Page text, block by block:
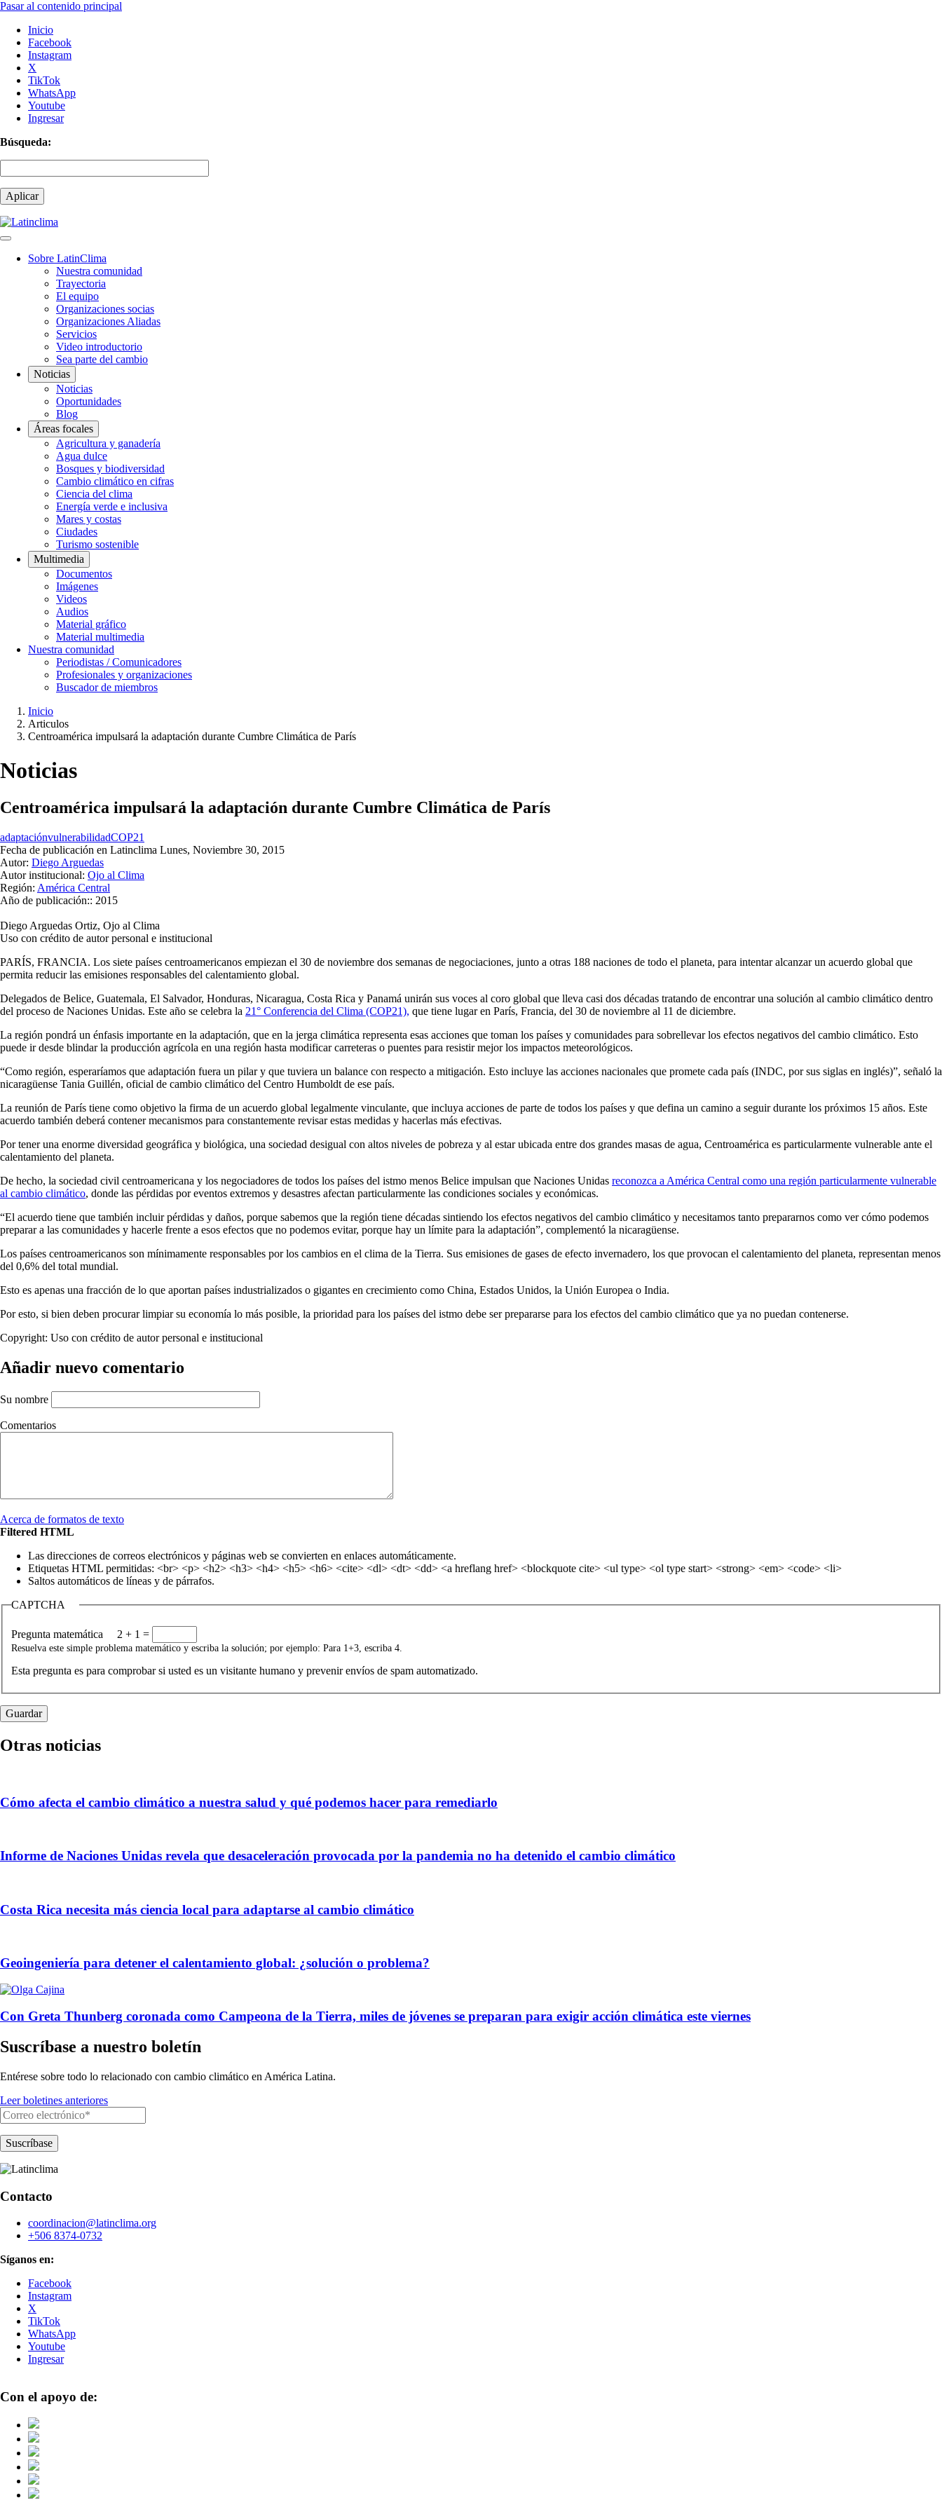
Pasar al contenido principal
Inicio
Facebook
Instagram
X
TikTok
WhatsApp
Youtube
Ingresar
Búsqueda:
Navegación
Sobre LatinClima
Nuestra comunidad
Trayectoria
El equipo
Organizaciones socias
Organizaciones Aliadas
Servicios
Video introductorio
Sea parte del cambio
Noticias
Noticias
Oportunidades
Blog
Áreas focales
Agricultura y ganadería
Agua dulce
Bosques y biodiversidad
Cambio climático en cifras
Ciencia del clima
Energía verde e inclusiva
Mares y costas
Ciudades
Turismo sostenible
Multimedia
Documentos
Imágenes
Videos
Audios
Material gráfico
Material multimedia
Nuestra comunidad
Periodistas / Comunicadores
Profesionales y organizaciones
Buscador de miembros
Ruta
navegación
Inicio
Articulos
Centroamérica impulsará la adaptación durante Cumbre Climática de París
Noticias
Centroamérica impulsará la adaptación durante Cumbre Climática de París
adaptaciónvulnerabilidadCOP21
Fecha de publicación en Latinclima Lunes, Noviembre 30, 2015
Autor: Diego Arguedas
Autor institucional: Ojo al Clima
Región: América Central
Año de publicación:: 2015
Diego Arguedas Ortiz, Ojo al Clima
Uso con crédito de autor personal e institucional
PARÍS, FRANCIA. Los siete países centroamericanos empiezan el 30 de noviembre dos semanas de negociaciones, junto a otras 188 naciones de todo el planeta, para intentar alcanzar un acuerdo global que
permita reducir las emisiones responsables del calentamiento global.
Delegados de Belice, Guatemala, El Salvador, Honduras, Nicaragua, Costa Rica y Panamá unirán sus voces al coro global que lleva casi dos décadas tratando de encontrar una solución al cambio climático dentro
del proceso de Naciones Unidas. Este año se celebra la 21° Conferencia del Clima (COP21), que tiene lugar en París, Francia, del 30 de noviembre al 11 de diciembre.
La región pondrá un énfasis importante en la adaptación, que en la jerga climática representa esas acciones que toman los países y comunidades para sobrellevar los efectos negativos del cambio climático. Esto
puede ir desde blindar la producción agrícola en una región hasta modificar carreteras o puentes para resistir mejor los impactos meteorológicos.
“Como región, esperaríamos que adaptación fuera un pilar y que tuviera un balance con respecto a mitigación. Esto incluye las acciones nacionales que promete cada país (INDC, por sus siglas en inglés)”, señaló la
nicaragüense Tania Guillén, oficial de cambio climático del Centro Humboldt de ese país.
La reunión de París tiene como objetivo la firma de un acuerdo global legalmente vinculante, que incluya acciones de parte de todos los países y que defina un camino a seguir durante los próximos 15 años. Este
acuerdo también deberá contener mecanismos para constantemente revisar estas medidas y hacerlas más efectivas.
Por tener una enorme diversidad geográfica y biológica, una sociedad desigual con altos niveles de pobreza y al estar ubicada entre dos grandes masas de agua, Centroamérica es particularmente vulnerable ante el
calentamiento del planeta.
De hecho, la sociedad civil centroamericana y los negociadores de todos los países del istmo menos Belice impulsan que Naciones Unidas reconozca a América Central como una región particularmente vulnerable
al cambio climático, donde las pérdidas por eventos extremos y desastres afectan particularmente las condiciones sociales y económicas.
“El acuerdo tiene que también incluir pérdidas y daños, porque sabemos que la región tiene décadas sintiendo los efectos negativos del cambio climático y necesitamos tanto prepararnos como ver cómo podemos
preparar a las comunidades y hacerle frente a esos efectos que no podemos evitar, porque hay un límite para la adaptación”, complementó la nicaragüense.
Los países centroamericanos son mínimamente responsables por los cambios en el clima de la Tierra. Sus emisiones de gases de efecto invernadero, los que provocan el calentamiento del planeta, representan menos
del 0,6% del total mundial.
Esto es apenas una fracción de lo que aportan países industrializados o gigantes en crecimiento como China, Estados Unidos, la Unión Europea o India.
Por esto, si bien deben procurar limpiar su economía lo más posible, la prioridad para los países del istmo debe ser prepararse para los efectos del cambio climático que ya no puedan contenerse.
Copyright: Uso con crédito de autor personal e institucional
Añadir nuevo comentario
Su nombre
Comentarios
Acerca de formatos de texto
Filtered HTML
Las direcciones de correos electrónicos y páginas web se convierten en enlaces automáticamente.
Etiquetas HTML permitidas: <br> <p> <h2> <h3> <h4> <h5> <h6> <cite> <dl> <dt> <dd> <a hreflang href> <blockquote cite> <ul type> <ol type start> <strong> <em> <code> <li>
Saltos automáticos de líneas y de párrafos.
CAPTCHA
Pregunta matemática 2 + 1 =
Resuelva este simple problema matemático y escriba la solución; por ejemplo: Para 1+3, escriba 4.
Esta pregunta es para comprobar si usted es un visitante humano y prevenir envíos de spam automatizado.
Otras noticias
Cómo afecta el cambio climático a nuestra salud y qué podemos hacer para remediarlo
Informe de Naciones Unidas revela que desaceleración provocada por la pandemia no ha detenido el cambio climático
Costa Rica necesita más ciencia local para adaptarse al cambio climático
Geoingeniería para detener el calentamiento global: ¿solución o problema?
Con Greta Thunberg coronada como Campeona de la Tierra, miles de jóvenes se preparan para exigir acción climática este viernes
Suscríbase a nuestro boletín
Entérese sobre todo lo relacionado con cambio climático en América Latina.
Leer boletines anteriores
Contacto
coordinacion@latinclima.org
+506 8374-0732
Síganos en:
Facebook
Instagram
X
TikTok
WhatsApp
Youtube
Ingresar
Con el apoyo de: